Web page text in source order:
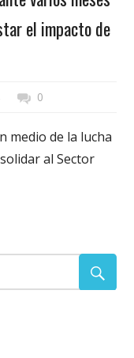
el impacto de
0
medio de la lucha
al Sector